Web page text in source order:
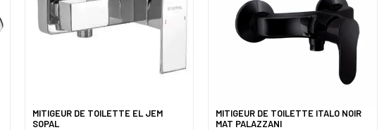
MITIGEUR DE TOILETTE EL JEM
SOPAL
MITIGEUR DE TOILETTE ITALO NOIR
MAT PALAZZANI